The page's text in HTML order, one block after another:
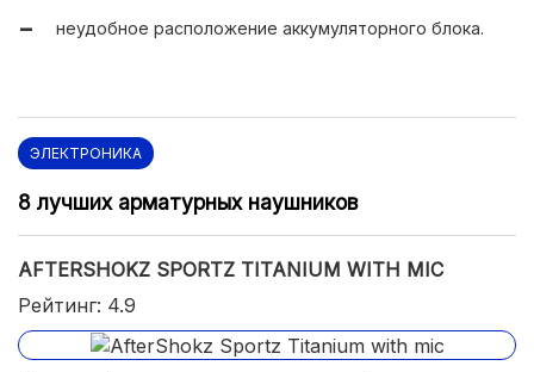
неудобное расположение аккумуляторного блока.
ЭЛЕКТРОНИКА
8 лучших арматурных наушников
AFTERSHOKZ SPORTZ TITANIUM WITH MIC
Рейтинг: 4.9